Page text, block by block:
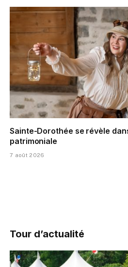
Sainte-Dorothée se révèle
patrimoniale
7 août 2026
Tour d’actualité